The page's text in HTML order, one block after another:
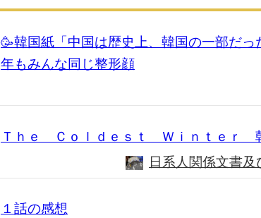
🥳韓国紙「中国は歴史上、韓国の一部だっ
年もみんな同じ整形顔
Ｔｈｅ Ｃｏｌｄｅｓｔ Ｗｉｎｔｅｒ
日系人関係文書
１話の感想